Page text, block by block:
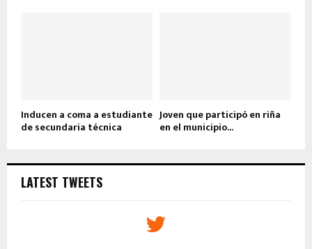
Inducen a coma a estudiante
de secundaria técnica
Joven que participó en riña
en el municipio...
LATEST TWEETS